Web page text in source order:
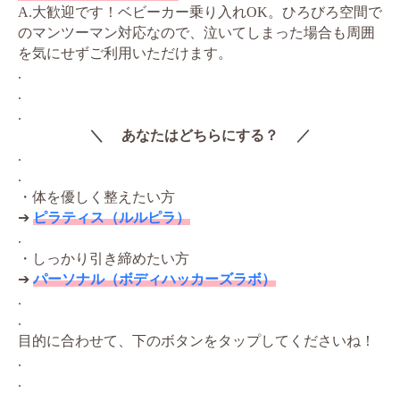
A.大歓迎です！ベビーカー乗り入れOK。ひろびろ空間で
のマンツーマン対応なので、泣いてしまった場合も周囲
を気にせずご利用いただけます。
.
.
.
＼ あなたはどちらにする？ ／
.
.
・体を優しく整えたい方
➔ ピラティス（ルルピラ）
.
・しっかり引き締めたい方
➔パーソナル（ボディハッカーズラボ）
.
.
目的に合わせて、下のボタンをタップしてくださいね！
.
.